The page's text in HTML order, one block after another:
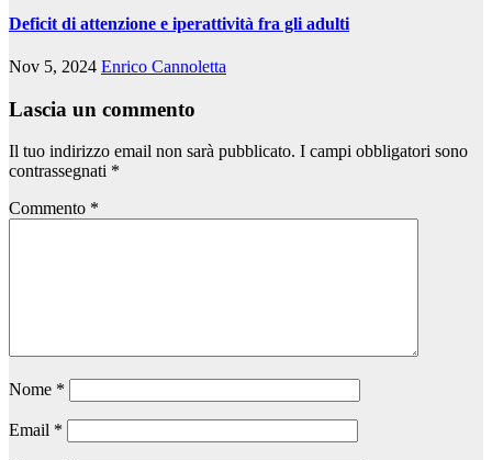
Deficit di attenzione e iperattività fra gli adulti
Nov 5, 2024 Enrico Cannoletta
Lascia un commento
Il tuo indirizzo email non sarà pubblicato. I campi obbligatori sono
contrassegnati *
Commento *
Nome *
Email *